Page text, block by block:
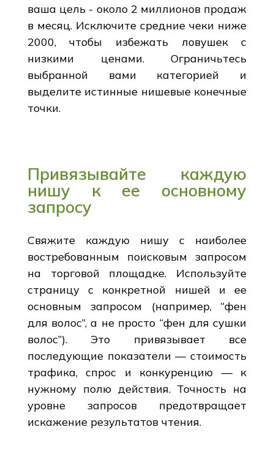
ваша цель - около 2 миллионов продаж
в месяц. Исключите средние чеки ниже
2000, чтобы избежать ловушек с
низкими ценами. Ограничьтесь
выбранной вами категорией и
выделите истинные нишевые конечные
точки.
Привязывайте каждую
нишу к ее основному
запросу
Свяжите каждую нишу с наиболее
востребованным поисковым запросом
на торговой площадке. Используйте
страницу с конкретной нишей и ее
основным запросом (например, “фен
для волос”, а не просто “фен для сушки
волос”). Это привязывает все
последующие показатели — стоимость
трафика, спрос и конкуренцию — к
нужному полю действия. Точность на
уровне запросов предотвращает
искажение результатов чтения.